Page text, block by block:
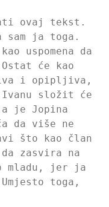
ovaj tekst.
sam ja toga.
uspomena da
će kao
i opipljiva,
složit će
je Jopina
da više ne
što kao član
zasvira na
mladu, jer ja
toga,